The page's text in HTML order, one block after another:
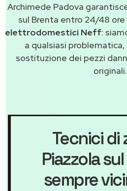
Archimede Padova
sul Brenta entro 24/48
elettrodomestici Neff:
a qualsiasi
sostituzione dei pezzi
originali.
Tecnici di
Piazzola
sempre